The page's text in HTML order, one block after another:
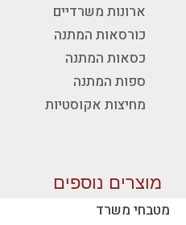
ארונות משרדיים
כורסאות המתנה
כסאות המתנה
ספות המתנה
מחיצות אקוסטיות
מוצרים נוספים
מטבחי משרד